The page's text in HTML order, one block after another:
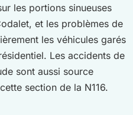
les portions sinueuses
et les problèmes de
les véhicules garés
Les accidents de
sont aussi source
section de la N116.